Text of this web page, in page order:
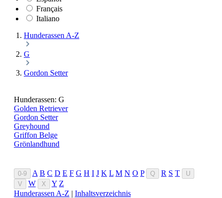
Français
Italiano
Hunderassen A-Z
G
Gordon Setter
Hunderassen: G
Golden Retriever
Gordon Setter
Greyhound
Griffon Belge
Grönlandhund
0-9 A B C D E F G H I J K L M N O P Q R S T
U
V
W X Y Z
Hunderassen A-Z | Inhaltsverzeichnis